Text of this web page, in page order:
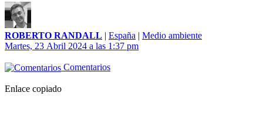
ROBERTO RANDALL | España | Medio ambiente
Martes, 23 Abril 2024 a las 1:37 pm
Comentarios
Enlace copiado